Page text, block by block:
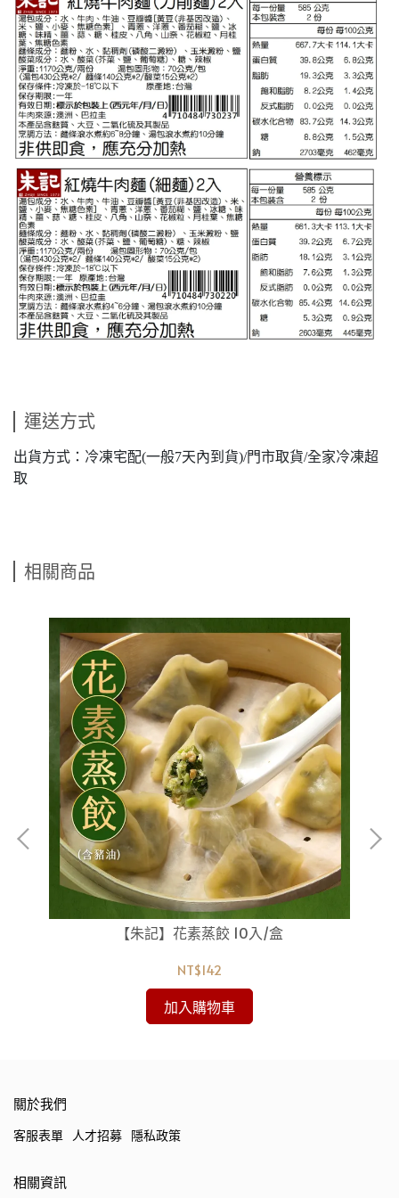
運送方式
出貨方式：冷凍宅配(一般7天內到貨)/門市取貨/全家冷凍超
取
相關商品
【朱記】花素蒸餃 10入/盒
NT$142
加入購物車
關於我們
客服表單 人才招募 隱私政策
相關資訊